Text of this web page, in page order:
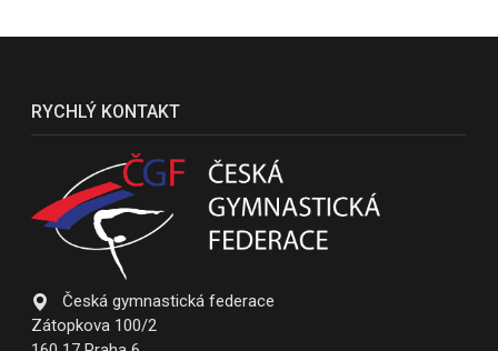
RYCHLÝ KONTAKT
Česká gymnastická federace
Zátopkova 100/2